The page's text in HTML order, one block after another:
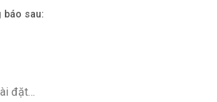
báo sau:
đặt…